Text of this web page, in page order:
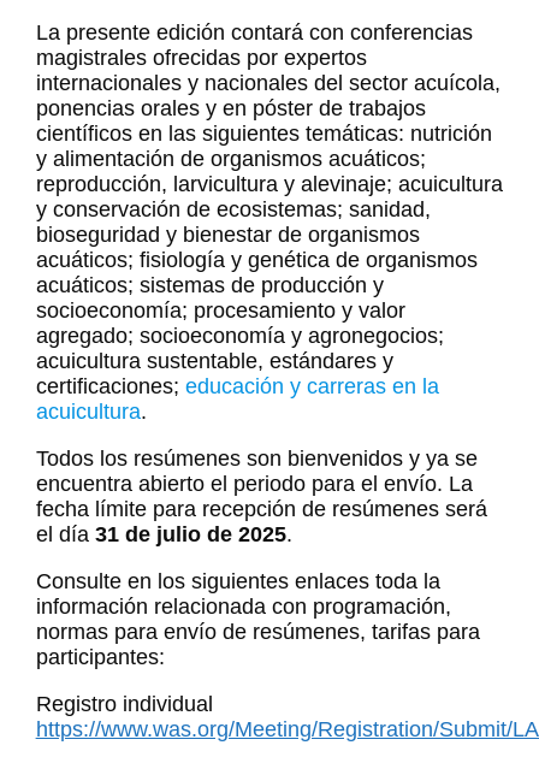
La presente edición contará con conferencias
magistrales ofrecidas por expertos
internacionales y nacionales del sector acuícola,
ponencias orales y en póster de trabajos
científicos en las siguientes temáticas: nutrición
y alimentación de organismos acuáticos;
reproducción, larvicultura y alevinaje; acuicultura
y conservación de ecosistemas; sanidad,
bioseguridad y bienestar de organismos
acuáticos; fisiología y genética de organismos
acuáticos; sistemas de producción y
socioeconomía; procesamiento y valor
agregado; socioeconomía y agronegocios;
acuicultura sustentable, estándares y
certificaciones; educación y carreras en la
acuicultura.
Todos los resúmenes son bienvenidos y ya se
encuentra abierto el periodo para el envío. La
fecha límite para recepción de resúmenes será
el día 31 de julio de 2025.
Consulte en los siguientes enlaces toda la
información relacionada con programación,
normas para envío de resúmenes, tarifas para
participantes:
Registro individual
https://www.was.org/Meeting/Registration/Submit/